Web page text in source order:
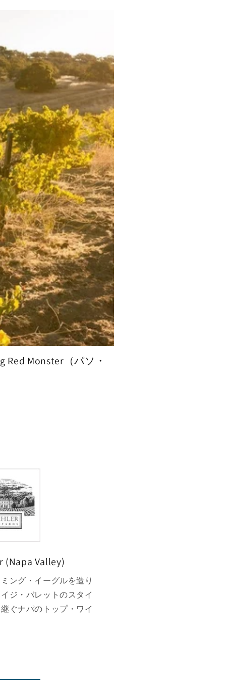
Monster（パソ・
(Napa Valley)
ング・イーグルを造り
ジ・バレットのスタイ
ぐナパのトップ・ワイ